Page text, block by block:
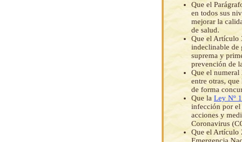
Que el
en todos sus
mejorar la
de salud.
Que el Artículo
indeclinable de
suprema y
prevención de
Que el
entre otras,
de forma
Que la Ley Nº
infección por el
acciones y
Coronavirus
Que el Artículo